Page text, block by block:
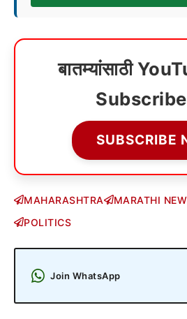
बातम्यांसाठी
Subscribe
SUBSCRIBE
MAHARASHTRA MARATHI
POLITICS
Join WhatsApp